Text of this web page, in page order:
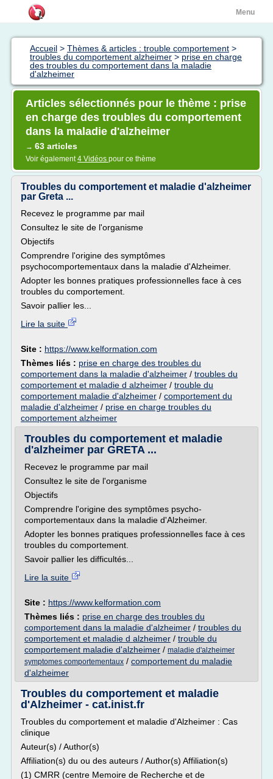
Menu
Accueil > Thèmes & articles : trouble comportement >
troubles du comportement alzheimer > prise en charge
des troubles du comportement dans la maladie
d'alzheimer
Articles sélectionnés pour le thème : prise
en charge des troubles du comportement
dans la maladie d'alzheimer
→ 63 articles
Voir également4 Vidéos pour ce thème
Troubles du comportement et maladie d'alzheimer
par Greta ...
Recevez le programme par mail
Consultez le site de l'organisme
Objectifs
Comprendre l'origine des symptômes
psychocomportementaux dans la maladie d'Alzheimer.
Adopter les bonnes pratiques professionnelles face à ces
troubles du comportement.
Savoir pallier les...
Lire la suite
Site : https://www.kelformation.com
Thèmes liés : prise en charge des troubles du
comportement dans la maladie d'alzheimer / troubles du
comportement et maladie d alzheimer / trouble du
comportement maladie d'alzheimer / comportement du
maladie d'alzheimer / prise en charge troubles du
comportement alzheimer
Troubles du comportement et maladie
d'alzheimer par GRETA ...
Recevez le programme par mail
Consultez le site de l'organisme
Objectifs
Comprendre l'origine des symptômes psycho-
comportementaux dans la maladie d'Alzheimer.
Adopter les bonnes pratiques professionnelles face à ces
troubles du comportement.
Savoir pallier les difficultés...
Lire la suite
Site : https://www.kelformation.com
Thèmes liés : prise en charge des troubles du
comportement dans la maladie d'alzheimer / troubles du
comportement et maladie d alzheimer / trouble du
comportement maladie d'alzheimer / maladie d'alzheimer
symptomes comportementaux / comportement du maladie
d'alzheimer
Troubles du comportement et maladie
d'Alzheimer - cat.inist.fr
Troubles du comportement et maladie d'Alzheimer : Cas
clinique
Auteur(s) / Author(s)
Affiliation(s) du ou des auteurs / Author(s) Affiliation(s)
(1) CMRR (centre Memoire de Recherche et de